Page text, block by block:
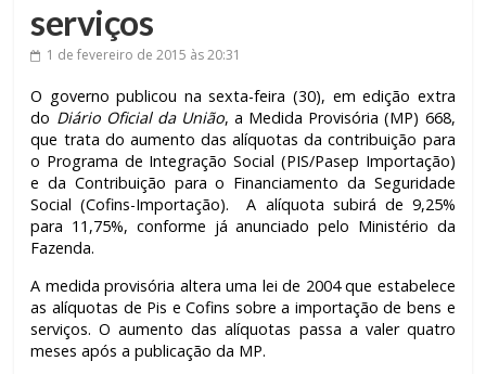
serviços
1 de fevereiro de 2015 às 20:31
O governo publicou na sexta-feira (30), em edição extra
do Diário Oficial da União, a Medida Provisória (MP) 668,
que trata do aumento das alíquotas da contribuição para
o Programa de Integração Social (PIS/Pasep Importação)
e da Contribuição para o Financiamento da Seguridade
Social (Cofins-Importação). A alíquota subirá de 9,25%
para 11,75%, conforme já anunciado pelo Ministério da
Fazenda.
A medida provisória altera uma lei de 2004 que estabelece
as alíquotas de Pis e Cofins sobre a importação de bens e
serviços. O aumento das alíquotas passa a valer quatro
meses após a publicação da MP.